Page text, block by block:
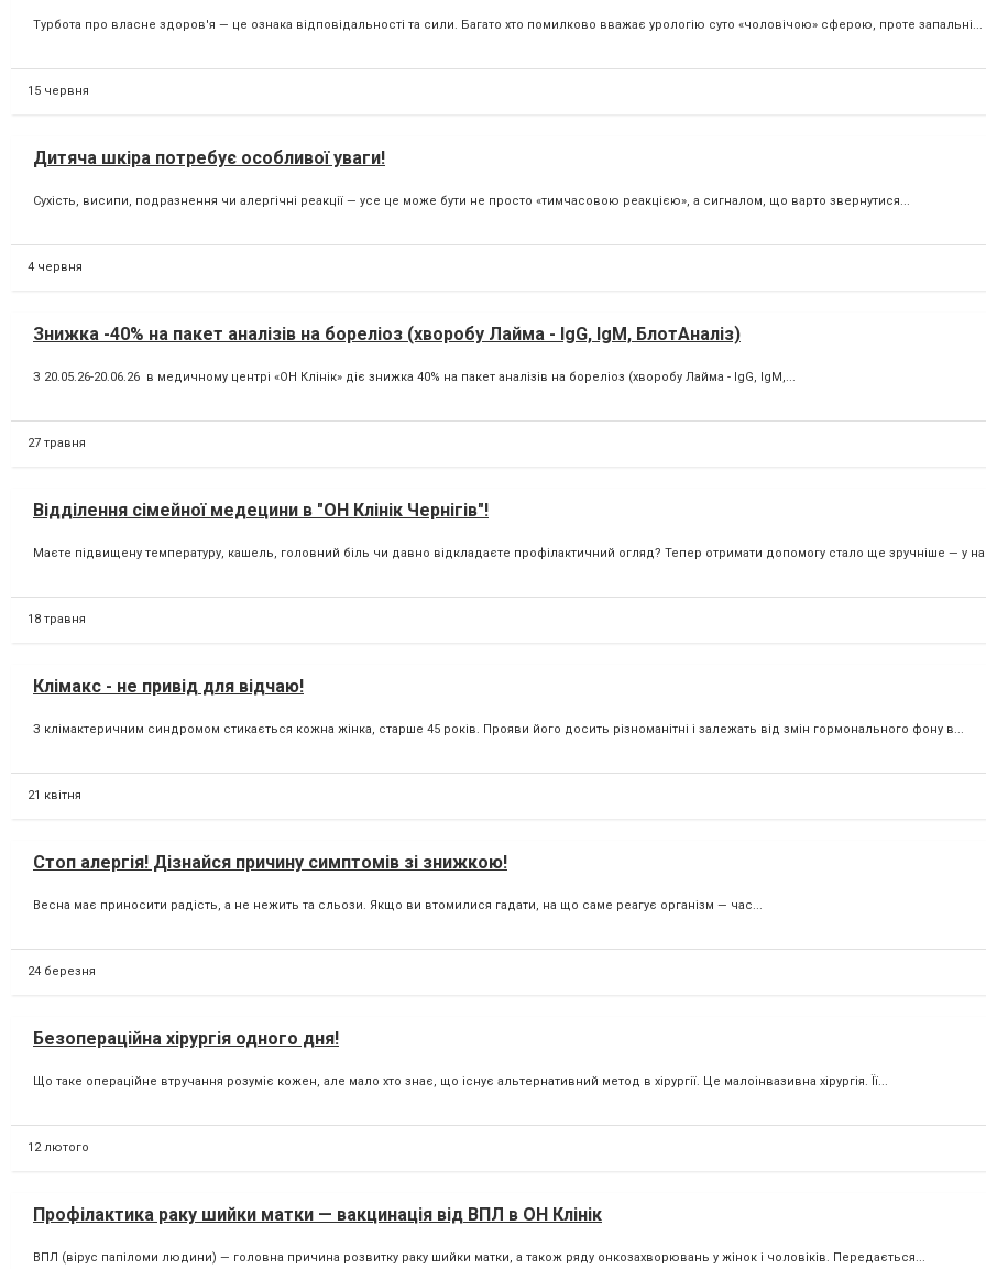
Турбота про власне здоров'я — це ознака відповідальності та сили. Багато хто помилково вважає урологію суто «чоловічою» сферою, проте запальні...
15 червня
Дитяча шкіра потребує особливої уваги!
Сухість, висипи, подразнення чи алергічні реакції — усе це може бути не просто «тимчасовою реакцією», а сигналом, що варто звернутися...
4 червня
Знижка -40% на пакет аналізів на бореліоз (хворобу Лайма - IgG, IgM, БлотАналіз)
З 20.05.26-20.06.26 в медичному центрі «ОН Клінік» діє знижка 40% на пакет аналізів на бореліоз (хворобу Лайма - IgG, IgM,...
27 травня
Відділення сімейної медецини в "ОН Клінік Чернігів"!
Маєте підвищену температуру, кашель, головний біль чи давно відкладаєте профілактичний огляд? Тепер отримати допомогу стало ще зручніше — у
18 травня
Клімакс - не привід для відчаю!
З клімактеричним синдромом стикається кожна жінка, старше 45 років. Прояви його досить різноманітні і залежать від змін гормонального фону в...
21 квітня
Стоп алергія! Дізнайся причину симптомів зі знижкою!
Весна має приносити радість, а не нежить та сльози. Якщо ви втомилися гадати, на що саме реагує організм — час...
24 березня
Безопераційна хірургія одного дня!
Що таке операційне втручання розуміє кожен, але мало хто знає, що існує альтернативний метод в хірургії. Це малоінвазивна хірургія. Її...
12 лютого
Профілактика раку шийки матки — вакцинація від ВПЛ в ОН Клінік
ВПЛ (вірус папіломи людини) — головна причина розвитку раку шийки матки, а також ряду онкозахворювань у жінок і чоловіків. Передається...